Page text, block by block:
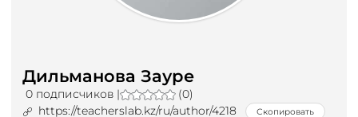
Дильманова Зауре
0 подписчиков |
(0)
https://teacherslab.kz/ru/author/4218
Скопировать